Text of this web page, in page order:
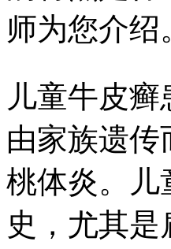
师为您介绍
儿童牛皮
由家族遗
桃体炎。儿
史，尤其